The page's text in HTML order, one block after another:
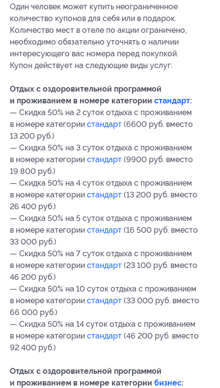
Один человек может купить неограниченное
количество купонов для себя или в подарок.
Количество мест в отеле по акции ограничено,
необходимо обязательно уточнять о наличии
интересующего вас номера перед покупкой.
Купон действует на следующие виды услуг:
Отдых с оздоровительной программой
и проживанием в номере категории стандарт:
— Скидка 50% на 2 суток отдыха с проживанием
в номере категории стандарт (6600 руб. вместо
13 200 руб.)
— Скидка 50% на 3 суток отдыха с проживанием
в номере категории стандарт (9900 руб. вместо
19 800 руб.)
— Скидка 50% на 4 суток отдыха с проживанием
в номере категории стандарт (13 200 руб. вместо
26 400 руб.)
— Скидка 50% на 5 суток отдыха с проживанием
в номере категории стандарт (16 500 руб. вместо
33 000 руб.)
— Скидка 50% на 7 суток отдыха с проживанием
в номере категории стандарт (23 100 руб. вместо
46 200 руб.)
— Скидка 50% на 10 суток отдыха с проживанием
в номере категории стандарт (33 000 руб. вместо
66 000 руб.)
— Скидка 50% на 14 суток отдыха с проживанием
в номере категории стандарт (46 200 руб. вместо
92 400 руб.)
Отдых с оздоровительной программой
и проживанием в номере категории бизнес: